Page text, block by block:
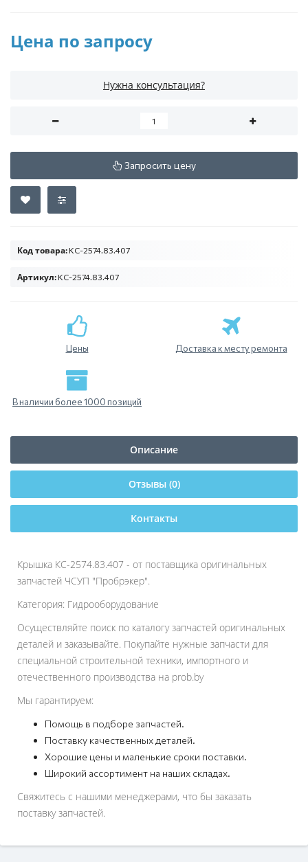
Цена по запросу
Нужна консультация?
Запросить цену
Код товара: КС-2574.83.407
Артикул: КС-2574.83.407
Цены Доставка к месту ремонта
В наличии более 1000 позиций
Описание
Отзывы (0)
Контакты
Крышка КС-2574.83.407 - от поставщика оригинальных
запчастей ЧСУП "Пробрэкер".
Категория: Гидрооборудование
Осуществляйте поиск по каталогу запчастей оригинальных
деталей и заказывайте. Покупайте нужные запчасти для
специальной строительной техники, импортного и
отечественного производства на prob.by
Мы гарантируем:
Помощь в подборе запчастей.
Поставку качественных деталей.
Хорошие цены и маленькие сроки поставки.
Широкий ассортимент на наших складах.
Свяжитесь с нашими менеджерами, что бы заказать
поставку запчастей.